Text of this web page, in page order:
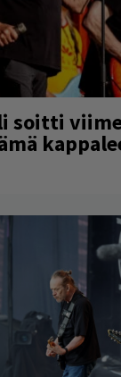
soitti